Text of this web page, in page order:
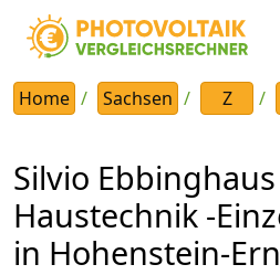
Home Sachsen Z
Silvio Ebbinghaus
Haustechnik -
in Hohenstein-